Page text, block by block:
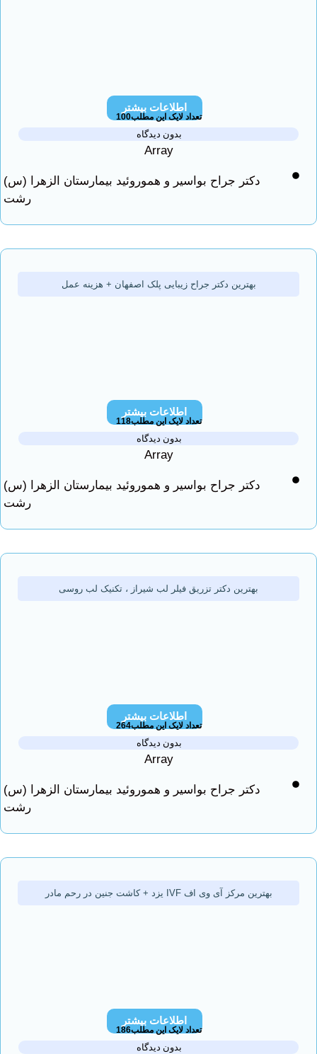
اطلاعات بیشتر
تعداد لایک این مطلب100
بدون دیدگاه
دکتر جراح بواسیر و هموروئید بیمارستان الزهرا (س)
بهترین دکتر جراح زیبایی پلک اصفهان + هزینه عمل
اطلاعات بیشتر
تعداد لایک این مطلب118
بدون دیدگاه
دکتر جراح بواسیر و هموروئید بیمارستان الزهرا (س)
بهترین دکتر تزریق فیلر لب شیراز ، تکنیک لب روسی
اطلاعات بیشتر
تعداد لایک این مطلب264
بدون دیدگاه
دکتر جراح بواسیر و هموروئید بیمارستان الزهرا (س)
بهترین مرکز آی وی اف IVF یزد + کاشت جنین در رحم مادر
اطلاعات بیشتر
تعداد لایک این مطلب186
بدون دیدگاه